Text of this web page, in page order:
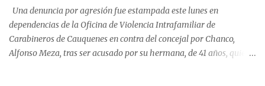
precisa que la mayor cantidad de dinero apostado se registró en
Talca, donde...
Una denuncia por agresión fue estampada este lunes en
dependencias de la Oficina de Violencia Intrafamiliar de
Carabineros de Cauquenes en contra del concejal por Chanco,
Alfonso Meza, tras ser acusado por su hermana, de 41 años, quien